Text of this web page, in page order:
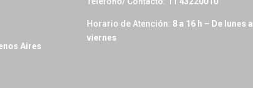
Aires
Horario de Atención: 8 a 16 h – De lunes a
viernes